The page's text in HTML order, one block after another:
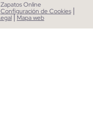
Online
Configuración de Cookies |
| Mapa web